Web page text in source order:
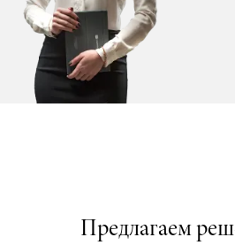
Предлагаем